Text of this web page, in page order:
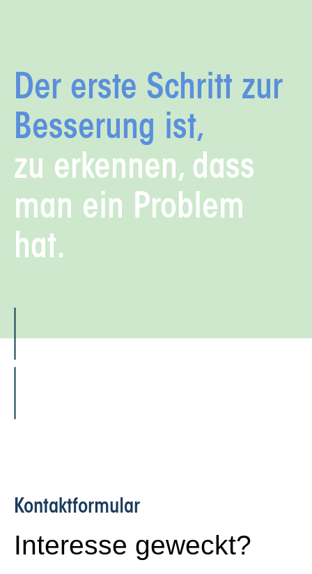
Der erste Schritt zur
Besserung ist,
zu erkennen, dass
man ein Problem
hat.
Kontakt­formular
Interesse geweckt?